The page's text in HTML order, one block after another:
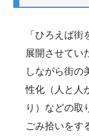
「ひろえば
展開させてい
しながら街の
性化（人と人
り）などの取
ごみ拾いをす